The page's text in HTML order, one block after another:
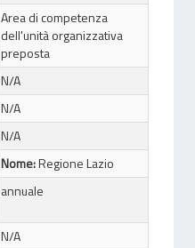
Area di competenza
dell'unità organizzativa
preposta
N/A
N/A
N/A
Nome:Regione Lazio
annuale
N/A